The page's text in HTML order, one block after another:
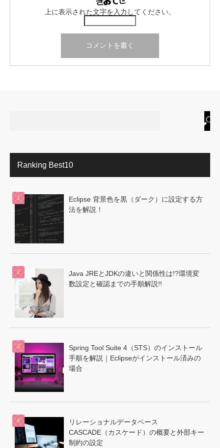
上に表示された文字を入力してください。
Ranking Best10
Eclipse 背景色を黒（ダーク）に設定する方
法を解説！
Java JREとJDKの違いと関係性は!?環境変
数設定と確認までの手順解説!!
Spring Tool Suite 4（STS）のインストール
手順を解説｜Eclipseがインストール済みの
場合
リレーショナルデータベース
CASCADE（カスケード）の概要と外部キー
制約の設定